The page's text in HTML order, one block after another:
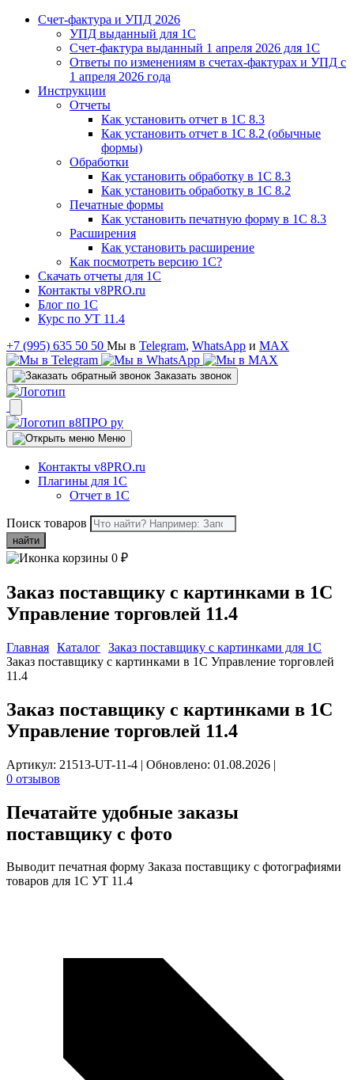
Счет-фактура и УПД 2026
УПД выданный для 1C
Счет-фактура выданный 1 апреля 2026 для 1C
Ответы по изменениям в счетах-фактурах и УПД с
1 апреля 2026 года
Инструкции
Отчеты
Как установить отчет в 1С 8.3
Как установить отчет в 1С 8.2 (обычные
формы)
Обработки
Как установить обработку в 1С 8.3
Как установить обработку в 1С 8.2
Печатные формы
Как установить печатную форму в 1С 8.3
Расширения
Как установить расширение
Как посмотреть версию 1С?
Скачать отчеты для 1С
Контакты v8PRO.ru
Блог по 1С
Курс по УТ 11.4
+7 (995) 635 50 50 Мы в Telegram, WhatsApp и MAX
Заказать звонок
Меню
Контакты v8PRO.ru
Плагины для 1С
Отчет в 1С
Поиск товаров
найти
0 ₽
Заказ поставщику с картинками в 1С
Управление торговлей 11.4
Главная Каталог Заказ поставщику с картинками для 1C
Заказ поставщику с картинками в 1С Управление торговлей
11.4
Заказ поставщику с картинками в 1С
Управление торговлей 11.4
Артикул: 21513-UT-11-4 | Обновлено: 01.08.2026 |
0 отзывов
Печатайте удобные заказы
поставщику с фото
Выводит печатная форму Заказа поставщику с фотографиями
товаров для 1С УТ 11.4